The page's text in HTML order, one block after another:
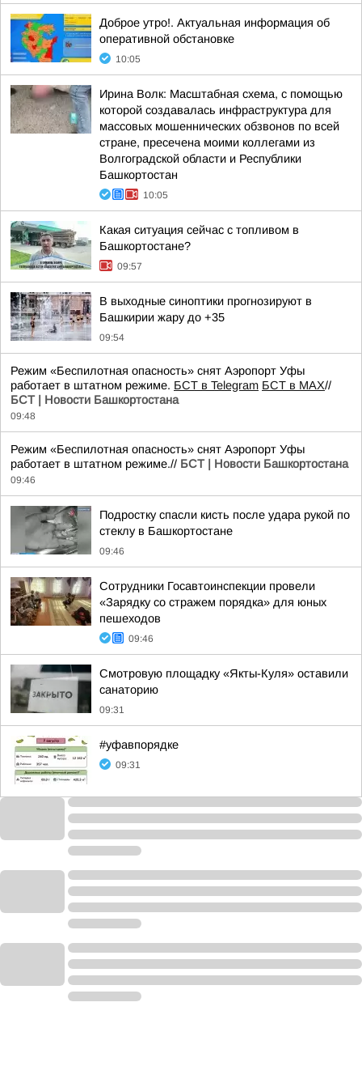
Доброе утро!. Актуальная информация об
оперативной обстановке
10:05
Ирина Волк: Масштабная схема, с помощью
которой создавалась инфраструктура для
массовых мошеннических обзвонов по всей
стране, пресечена моими коллегами из
Волгоградской области и Республики
Башкортостан
10:05
Какая ситуация сейчас с топливом в
Башкортостане?
09:57
В выходные синоптики прогнозируют в
Башкирии жару до +35
09:54
Режим «Беспилотная опасность» снят Аэропорт Уфы
работает в штатном режиме. БСТ в Telegram БСТ в МАХ//
БСТ | Новости Башкортостана
09:48
Режим «Беспилотная опасность» снят Аэропорт Уфы
работает в штатном режиме.// БСТ | Новости Башкортостана
09:46
Подростку спасли кисть после удара рукой по
стеклу в Башкортостане
09:46
Сотрудники Госавтоинспекции провели
«Зарядку со стражем порядка» для юных
пешеходов
09:46
Смотровую площадку «Якты-Куля» оставили
санаторию
09:31
#уфавпорядке
09:31